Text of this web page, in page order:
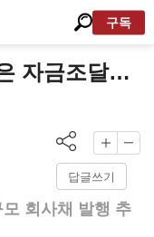
구독
자금조달…
답글쓰기
회사채 발행 추